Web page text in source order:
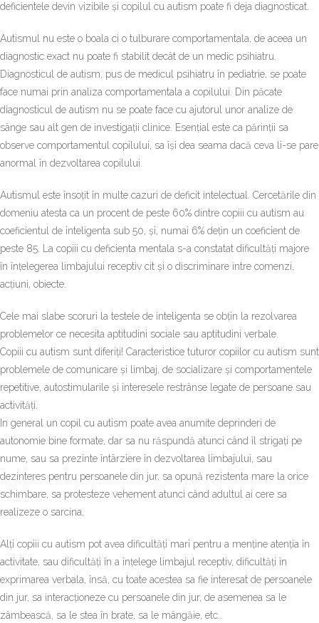
deficientele devin vizibile și copilul cu autism poate fi deja diagnosticat.
Autismul nu este o boala ci o tulburare comportamentala, de aceea un
diagnostic exact nu poate fi stabilit decât de un medic psihiatru.
Diagnosticul de autism, pus de medicul psihiatru în pediatrie, se poate
face numai prin analiza comportamentala a copilului. Din păcate
diagnosticul de autism nu se poate face cu ajutorul unor analize de
sânge sau alt gen de investigații clinice. Esențial este ca părinții sa
observe comportamentul copilului, sa își dea seama dacă ceva li-se pare
anormal în dezvoltarea copilului.
Autismul este însoțit în multe cazuri de deficit intelectual. Cercetările din
domeniu atesta ca un procent de peste 60% dintre copiii cu autism au
coeficientul de inteligenta sub 50, și, numai 6% dețin un coeficient de
peste 85. La copiii cu deficienta mentala s-a constatat dificultăți majore
în înțelegerea limbajului receptiv cit și o discriminare intre comenzi,
acțiuni, obiecte.
Cele mai slabe scoruri la testele de inteligenta se obțin la rezolvarea
problemelor ce necesita aptitudini sociale sau aptitudini verbale.
Copiii cu autism sunt diferiți! Caracteristice tuturor copiilor cu autism sunt
problemele de comunicare și limbaj, de socializare și comportamentele
repetitive, autostimularile și interesele restrânse legate de persoane sau
activități.
In general un copil cu autism poate avea anumite deprinderi de
autonomie bine formate, dar sa nu răspundă atunci când îl strigați pe
nume, sau sa prezinte întârziere în dezvoltarea limbajului, sau
dezinteres pentru persoanele din jur, sa opună rezistenta mare la orice
schimbare, sa protesteze vehement atunci când adultul ai cere sa
realizeze o sarcina,
Alți copiii cu autism pot avea dificultăți mari pentru a menține atenția în
activitate, sau dificultăți în a înțelege limbajul receptiv, dificultăți în
exprimarea verbala, însă, cu toate acestea sa fie interesat de persoanele
din jur, sa interacționeze cu persoanele din jur, de asemenea sa le
zâmbească, sa le stea în brate, sa le mângăie, etc..